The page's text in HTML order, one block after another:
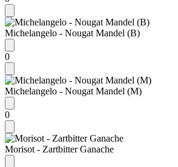
Michelangelo - Nougat Mandel (B)
0
Michelangelo - Nougat Mandel (M)
0
Morisot - Zartbitter Ganache